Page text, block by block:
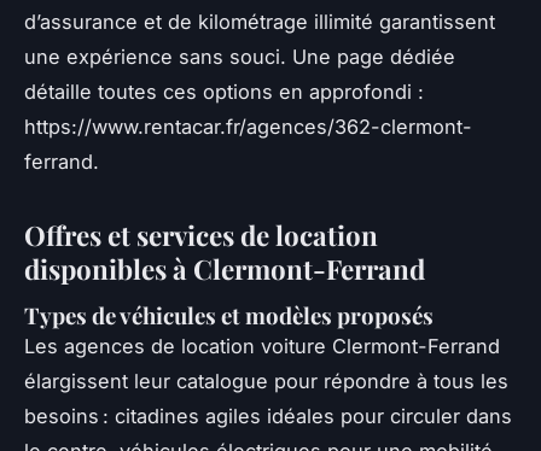
d’assurance et de kilométrage illimité garantissent
une expérience sans souci. Une page dédiée
détaille toutes ces options en approfondi :
https://www.rentacar.fr/agences/362-clermont-
ferrand.
Offres et services de location
disponibles à Clermont-Ferrand
Types de véhicules et modèles proposés
Les agences de location voiture Clermont-Ferrand
élargissent leur catalogue pour répondre à tous les
besoins : citadines agiles idéales pour circuler dans